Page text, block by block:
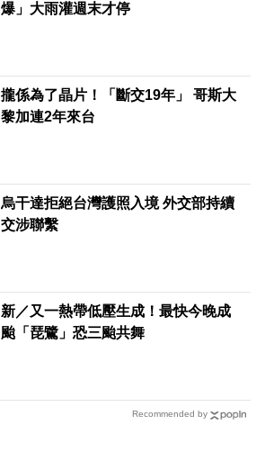
爆」大雨灌週末才停
攏係為了晶片！「斷交19年」 哥斯大
黎加連2年來台
烏干達拒絕台灣護照入境 外交部持續
交涉聯繫
新／又一熱帶低壓生成！最快今晚成
颱「琵鷺」恐三颱共舞
Recommended by